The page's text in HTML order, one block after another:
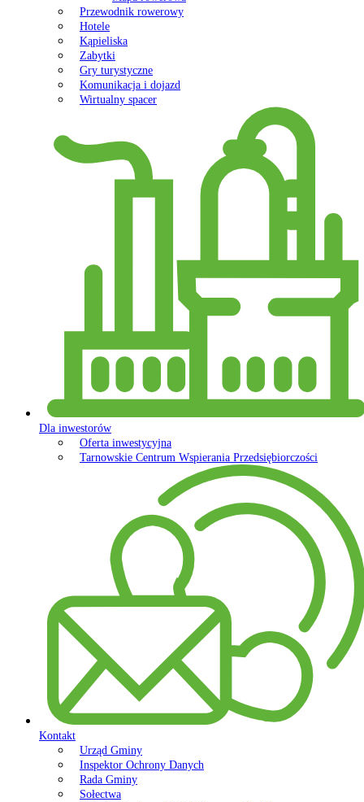
Przewodnik rowerowy
Hotele
Kąpieliska
Zabytki
Gry turystyczne
Komunikacja i dojazd
Wirtualny spacer
Dla inwestorów
Oferta inwestycyjna
Tarnowskie Centrum Wspierania Przedsiębiorczości
Kontakt
Urząd Gminy
Inspektor Ochrony Danych
Rada Gminy
Sołectwa